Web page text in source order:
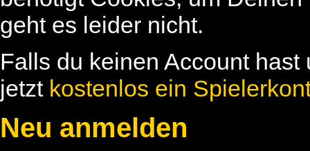
geht es leider nicht.
Falls du keinen Account
jetzt kostenlos ein
Neu anmelden